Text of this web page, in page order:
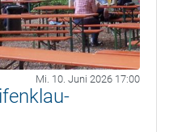
Mi. 10. Juni 2026 17:00